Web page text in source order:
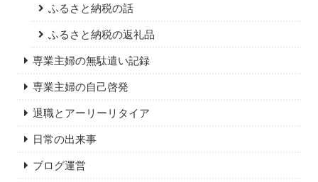
ふるさと納税の話
ふるさと納税の返礼品
専業主婦の無駄遣い記録
専業主婦の自己啓発
退職とアーリーリタイア
日常の出来事
ブログ運営